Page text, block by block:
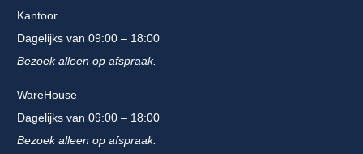
Kantoor
Dagelijks van 09:00 – 18:00
Bezoek alleen op afspraak.
WareHouse
Dagelijks van 09:00 – 18:00
Bezoek alleen op afspraak.